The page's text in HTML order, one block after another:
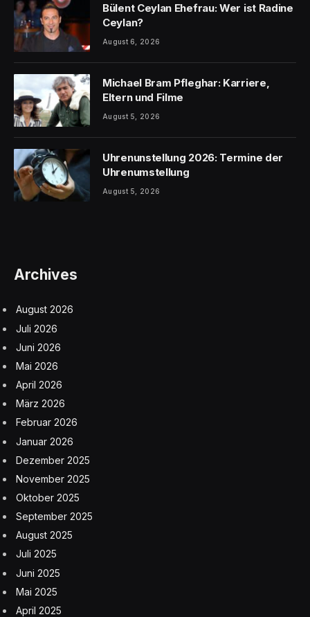
Bülent Ceylan Ehefrau: Wer ist Radine
Ceylan?
August 6, 2026
Michael Bram Pfleghar: Karriere,
Eltern und Filme
August 5, 2026
Uhrenunstellung 2026: Termine der
Uhrenumstellung
August 5, 2026
Archives
August 2026
Juli 2026
Juni 2026
Mai 2026
April 2026
März 2026
Februar 2026
Januar 2026
Dezember 2025
November 2025
Oktober 2025
September 2025
August 2025
Juli 2025
Juni 2025
Mai 2025
April 2025